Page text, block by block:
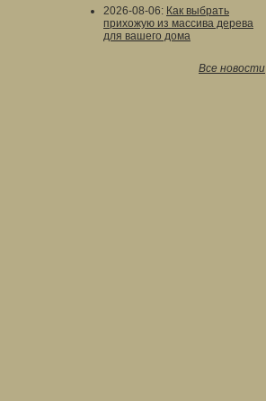
2026-08-06: Как выбрать
прихожую из массива дерева
для вашего дома
Все новости